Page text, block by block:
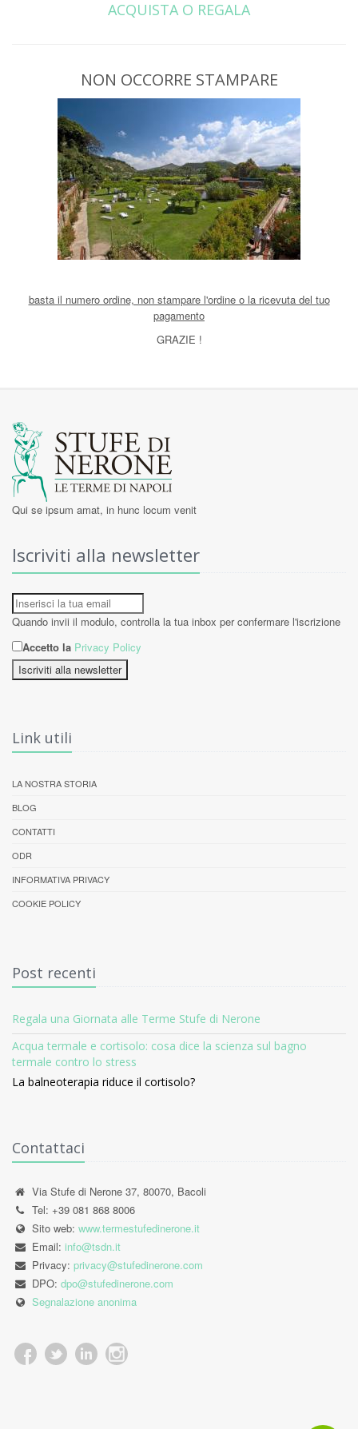
ACQUISTA O REGALA
NON OCCORRE STAMPARE
basta il numero ordine, non stampare l'ordine o la ricevuta del tuo
pagamento
GRAZIE !
Qui se ipsum amat, in hunc locum venit
Iscriviti alla newsletter
Quando invii il modulo, controlla la tua inbox per confermare l'iscrizione
Accetto la Privacy Policy
Iscriviti alla newsletter
Link utili
LA NOSTRA STORIA
BLOG
CONTATTI
ODR
INFORMATIVA PRIVACY
COOKIE POLICY
Post recenti
Regala una Giornata alle Terme Stufe di Nerone
Acqua termale e cortisolo: cosa dice la scienza sul bagno
termale contro lo stress
La balneoterapia riduce il cortisolo?
Contattaci
Via Stufe di Nerone 37, 80070, Bacoli
Tel: +39 081 868 8006
Sito web: www.termestufedinerone.it
Email: info@tsdn.it
Privacy: privacy@stufedinerone.com
DPO: dpo@stufedinerone.com
Segnalazione anonima